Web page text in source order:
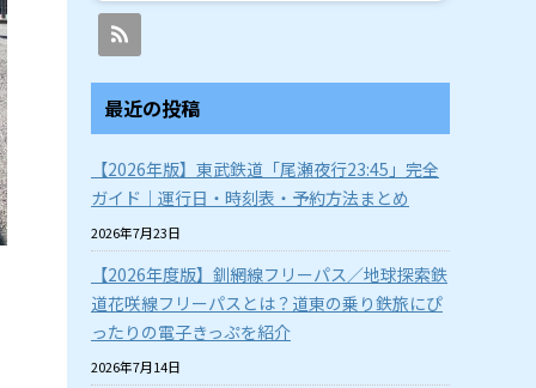
最近の投稿
【2026年版】東武鉄道「尾瀬夜行23:45」完全
ガイド｜運行日・時刻表・予約方法まとめ
2026年7月23日
【2026年度版】釧網線フリーパス／地球探索鉄
道花咲線フリーパスとは？道東の乗り鉄旅にぴ
ったりの電子きっぷを紹介
2026年7月14日